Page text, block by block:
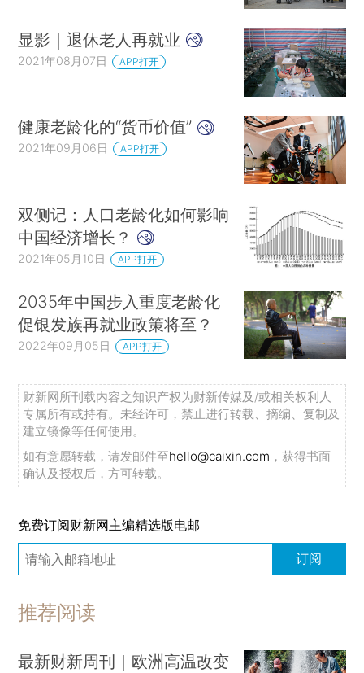
显影｜退休老人再就业
2021年08月07日 APP打开
健康老龄化的“货币价值”
2021年09月06日 APP打开
双侧记：人口老龄化如何影响
中国经济增长？
2021年05月10日 APP打开
2035年中国步入重度老龄化
促银发族再就业政策将至？
2022年09月05日 APP打开
财新网所刊载内容之知识产权为财新传媒及/或相关权利人
专属所有或持有。未经许可，禁止进行转载、摘编、复制及
建立镜像等任何使用。
如有意愿转载，请发邮件至hello@caixin.com ，获得书面
确认及授权后，方可转载。
免费订阅财新网主编精选版电邮
订阅
推荐阅读
最新财新周刊｜欧洲高温改变